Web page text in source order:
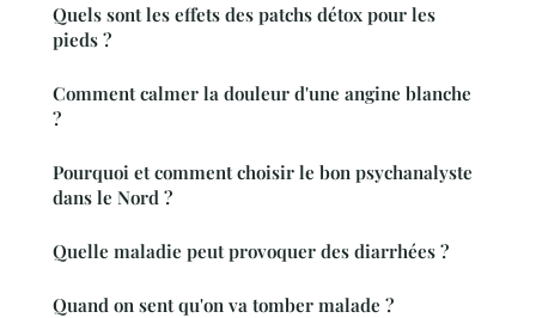
Quels sont les effets des patchs détox pour les
pieds ?
Comment calmer la douleur d'une angine blanche
?
Pourquoi et comment choisir le bon psychanalyste
dans le Nord ?
Quelle maladie peut provoquer des diarrhées ?
Quand on sent qu'on va tomber malade ?